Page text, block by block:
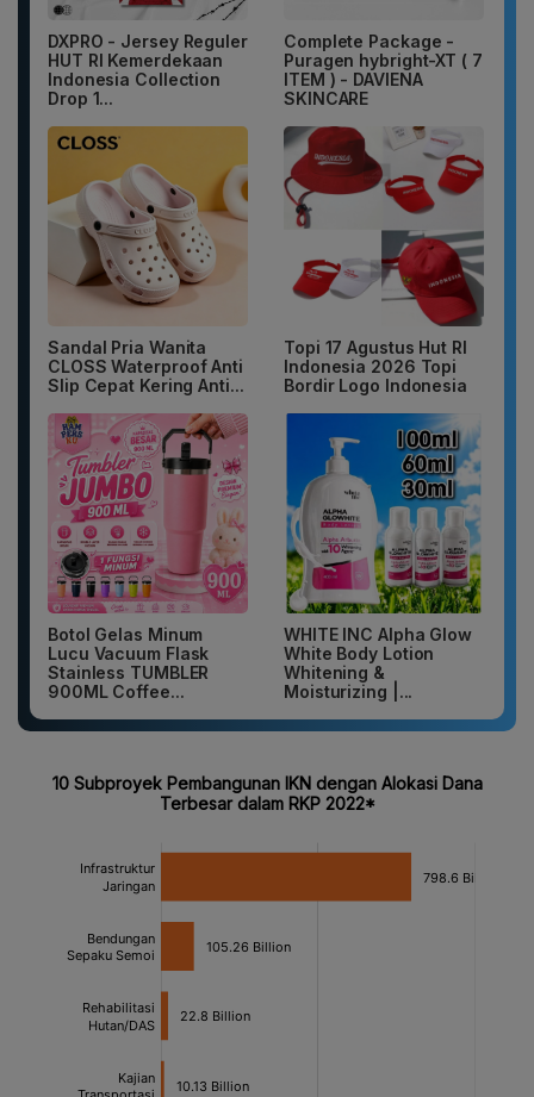
DXPRO - Jersey Reguler
HUT RI Kemerdekaan
Indonesia Collection
Drop 1...
Complete Package -
Puragen hybright-XT ( 7
ITEM ) - DAVIENA
SKINCARE
Sandal Pria Wanita
CLOSS Waterproof Anti
Slip Cepat Kering Anti...
Topi 17 Agustus Hut RI
Indonesia 2026 Topi
Bordir Logo Indonesia
Botol Gelas Minum
Lucu Vacuum Flask
Stainless TUMBLER
900ML Coffee...
WHITE INC Alpha Glow
White Body Lotion
Whitening &
Moisturizing |...